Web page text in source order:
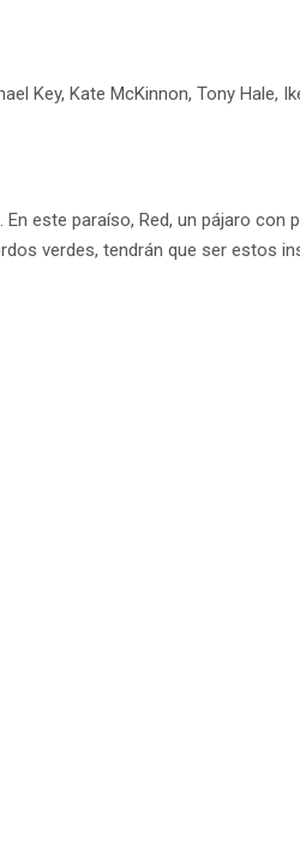
Key, Kate McKinnon, Tony Hale,
este paraíso, Red, un pájaro con
verdes, tendrán que ser estos